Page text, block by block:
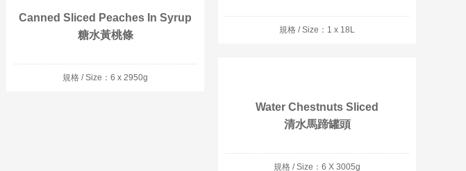
Canned Sliced Peaches In Syrup
糖水黃桃條
規格 / Size：6 x 2950g
規格 / Size：1 x 18L
Water Chestnuts Sliced
清水馬蹄罐頭
規格 / Size：6 X 3005g